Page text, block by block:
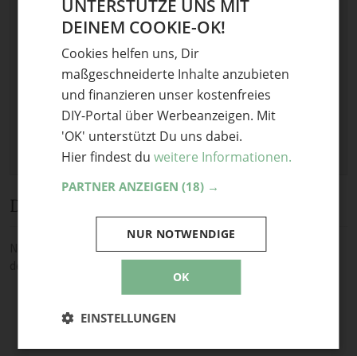
Optional: Foto teilen
Bild anhängen
Keine Datei ausgewählt
Maximale Dateigröße: 8 MB.
Bild.
Diskussion
Noch keine Kommentare — sei die Erste oder der Erste und teile
UNTERSTÜTZE UNS MIT
DEINEM COOKIE-OK!
Cookies helfen uns, Dir
maßgeschneiderte Inhalte anzubieten
und finanzieren unser kostenfreies
DIY-Portal über Werbeanzeigen. Mit
'OK' unterstützt Du uns dabei.
Hier findest du weitere Informationen.
PARTNER ANZEIGEN (18) →
OK
NUR NOTWENDIGE
EINSTELLUNGEN